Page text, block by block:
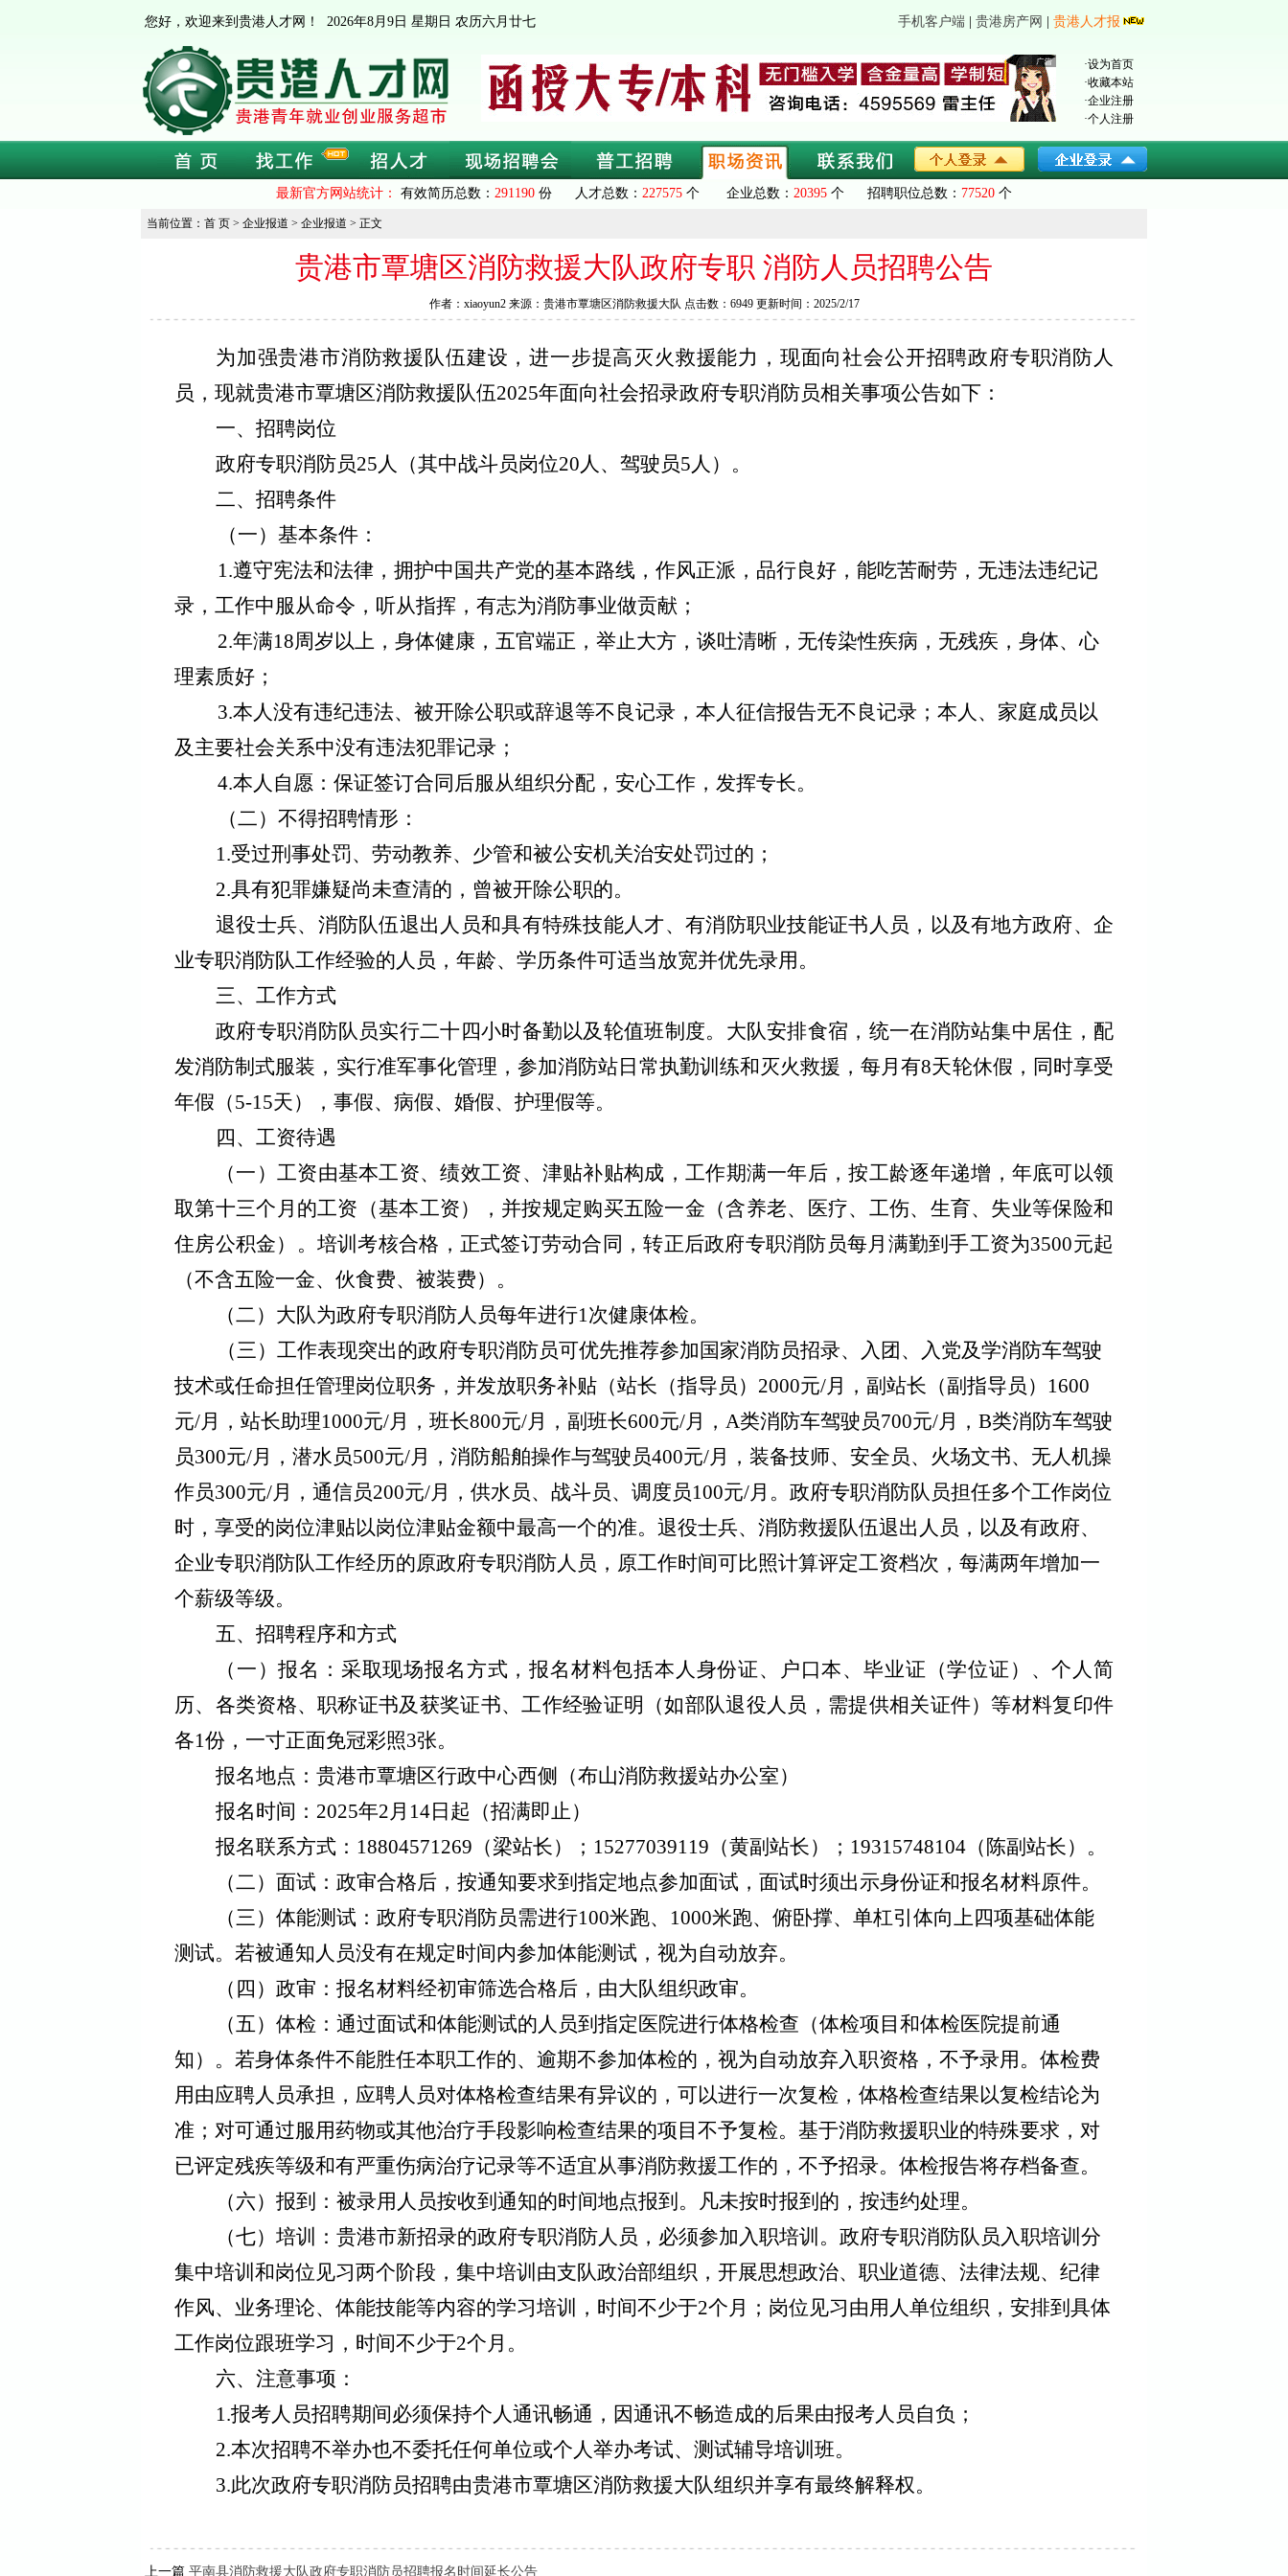
您好，欢迎来到贵港人才网！ 2026年8月9日 星期日 农历六月廿七 手机客户端 贵港房产网 贵港人才报
·设为首页
·收藏本站
·企业注册
·个人注册
最新官方网站统计： 有效简历总数： 291190 份 人才总数： 227575 个 企业总数： 20395 个 招聘职位总数： 77520 个
当前位置：首 页 > 企业报道 > 企业报道 > 正文
贵港市覃塘区消防救援大队政府专职 消防人员招聘公告
作者：xiaoyun2 来源：贵港市覃塘区消防救援大队 点击数：6949 更新时间：2025/2/17
为加强贵港市消防救援队伍建设，进一步提高灭火救援能力，现面向社会公开招聘政府专职消防人
员， 现就贵港市覃塘区消防救援队伍2025年面向社会招录政府专职消防员相关事项公告如下：
一、招聘岗位
政府专职消防员25人（其中战斗员岗位20人、驾驶员5人）。
二、招聘条件
（一）基本条件：
1.遵守宪法和法律，拥护中国共产党的基本路线，作风正派，品行良好，能吃苦耐劳，无违法违纪记
录，工作中服从命令，听从指挥，有志为消防事业做贡献；
2.年满18周岁以上，身体健康，五官端正，举止大方，谈吐清晰，无传染性疾病，无残疾，身体、心
理素质好；
3.本人没有违纪违法、被开除公职或辞退等不良记录，本人征信报告无不良记录；本人、家庭成员以
及主要社会关系中没有违法犯罪记录；
4.本人自愿：保证签订合同后服从组织分配，安心工作，发挥专长。
（二）不得招聘情形：
1.受过刑事处罚、劳动教养、少管和被公安机关治安处罚过的；
2.具有犯罪嫌疑尚未查清的，曾被开除公职的。
退役士兵、消防队伍退出人员和具有特殊技能人才、有消防职业技能证书人员，以及有地方政府、企
业专职消防队工作经验的人员，年龄、学历条件可适当放宽并优先录用。
三、工作方式
政府专职消防队员实行二十四小时备勤以及轮值班制度。 大队安排食宿，统一在消防站集中居住，配
发消防制式服装，实行准军事化管理，参加消防站日常执勤训练和灭火救援，每月有8天轮休假，同时享受
年假（5-15天），事假、病假、 婚假、护理假等。
四、工资待遇
（一） 工资由基本工资、绩效工资、津贴补贴构成，工作期满一年后，按工龄逐年递增， 年底可以领
取第十三个月的工资（基本工资）
， 并按规定购买五险一金 （含养老、医疗、工伤、生育、失业等保险和
住房公积金） 。培训考核合格，正式签订劳动合同，转正后政府专职消防员每月满勤到手工资为3500元起
（不含五险一金、伙食费、被装费）。
（二） 大队为政府专职消防人员每年进行1次健康体检。
（三） 工作表现突出的政府专职消防员可优先推荐参加国家消防员招录、入团、入党及学消防车驾驶
技术或任命担任管理岗位职务，并发放职务补贴（站长（指导员） 2000元/月，副站长（副指导员） 1600
元/月，站长助理1000元/月，班长800元/月，副班长600元/月， A类消防车驾驶员700元/月， B类消防车驾驶
员300元/月，潜水员500元/月，消防船舶操作与驾驶员400元/月，装备技师、安全员、火场文书、无人机操
作员300元/月，通信员200元/月，供水员、战斗员、调度员100元/月。政府专职消防队员担任多个工作岗位
时，享受的岗位津贴以岗位津贴金额中最高一个的准。 退役士兵、消防救援队伍退出人员，以及有政府、
企业专职消防队工作经历的原政府专职消防人员，原工作时间可比照计算评定工资档次，每满两年增加一
个薪级等级。
五、招聘程序和方式
（一）报名：采取现场报名方式，报名材料包括本人身份证、户口本、毕业证（学位证）、个人简
历、各类资格、职称证书及获奖证书、工作经验证明（如部队退役人员，需提供相关证件）等材料复印件
各1份，一寸正面免冠彩照3张。
报名地点：贵港市覃塘区行政中心西侧（布山消防救援站办公室）
报名时间： 2025年2月 14日起（招满即止）
报名联系方式： 18804571269 （梁站长）； 15277039119 （黄副站长）； 19315748104 （陈副站长）。
（二） 面试：政审合格后，按通知要求到指定地点参加面试，面试时须出示身份证和报名材料原件。
（三） 体能测试：政府专职消防员需进行100米跑、 1000米跑、俯卧撑、单杠引体向上四项基础体能
测试。若被通知人员没有在规定时间内参加体能测试，视为自动放弃。
（四） 政审：报名材料经初审筛选合格后，由大队组织政审。
（五） 体检：通过面试和体能测试的人员到指定医院进行体格检查（体检项目和体检医院提前通
知）。若身体条件不能胜任本职工作的、逾期不参加体检的，视为自动放弃入职资格，不予录用。体检费
用由应聘人员承担，应聘人员对体格检查结果有异议的 ， 可以进行一次复检，体格检查结果以复检结论为
准 ； 对可通过服用药物或其他治疗手段影响检查结果的项目不予复检。基于消防救援职业的特殊要求，对
已评定残疾等级和有严重伤病治疗记录等不适宜从事消防救援工作的 ， 不予招录。 体检报告将存档备查。
（六） 报到：被录用人员按收到通知的时间地点报到。凡未按时报到的，按违约处理。
（七） 培训： 贵港市新招录的政府专职消防人员，必须参加入职培训。 政府专职消防队员入职培训 分
集中培训和岗位见习两个阶段， 集中培训 由支队政治部组织 ，开展思想政治、 职业道德、 法律法规、 纪律
作风、业务理论、 体能技能等内容的学习培训 ，时间不少于2个月 ；岗位见习由用人单位组织， 安排到具体
工作岗位跟班学习， 时间不少于2个月 。
六、注意事项：
1.报考人员招聘期间必须保持个人通讯畅通，因通讯不畅造成的后果由报考人员自负；
2.本次招聘不举办也不委托任何单位或个人举办考试、测试辅导培训班。
3.此次政府专职消防员招聘由贵港市覃塘区消防救援大队组织并享有最终解释权。
上一篇 平南县消防救援大队政府专职消防员招聘报名时间延长公告